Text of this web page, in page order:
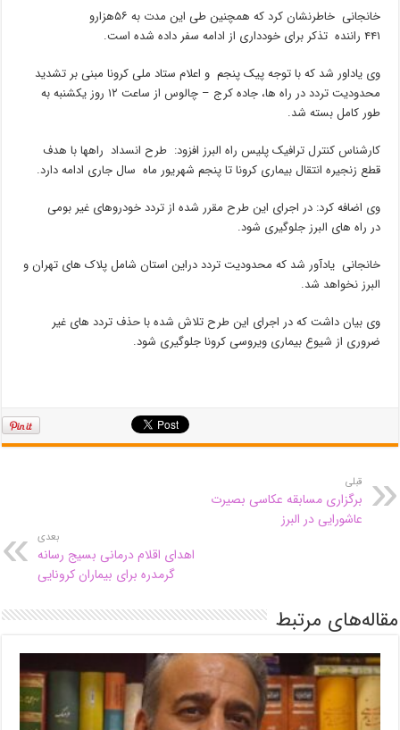
خانجانی خاطرنشان کرد که همچنین طی این مدت به ۵۶هزارو
۴۴۱ راننده تذکر برای خودداری از ادامه سفر داده شده است.
وی یاداور شد که با توجه پیک پنجم و اعلام ستاد ملی کرونا مبنی بر تشدید
محدودیت تردد در راه ها، جاده کرج – چالوس از ساعت ۱۲ روز یکشنبه به
طور کامل بسته شد.
کارشناس کنترل ترافیک پلیس راه البرز افزود: طرح انسداد راهها با هدف
قطع زنجیره انتقال بیماری کرونا تا پنجم شهریور ماه سال جاری ادامه دارد.
وی اضافه کرد: در اجرای این طرح مقرر شده از تردد خودروهای غیر بومی
در راه های البرز جلوگیری شود.
خانجانی یادآور شد که محدودیت تردد دراین استان شامل پلاک های تهران و
البرز نخواهد شد.
وی بیان داشت که در اجرای این طرح تلاش شده با حذف تردد های غیر
ضروری از شیوع بیماری ویروسی کرونا جلوگیری شود.
قبلی
برگزاری مسابقه عکاسی بصیرت
عاشورایی در البرز
بعدی
اهدای اقلام درمانی بسیج رسانه
گرمدره برای بیماران کرونایی
مقاله‌های مرتبط